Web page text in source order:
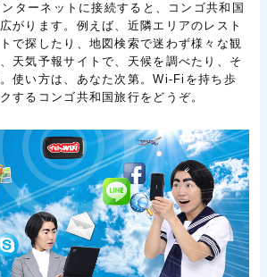
ターネットに接続すると、コンゴ共和国
がります。例えば、近隣エリアのレスト
で探したり、地図検索で迷わず様々な観
天気予報サイトで、天候を調べたり、そ
使い方は、あなた次第。Wi-Fiを持ち歩
するコンゴ共和国旅行をどうぞ。